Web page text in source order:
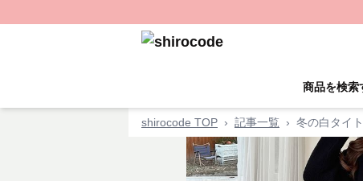
商品を検索
shirocode TOP › 記事一覧 › 冬の白タイ